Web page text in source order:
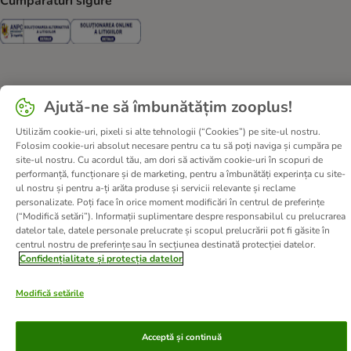
Security Security
Despre noi Cariere zooplus
Corporate Website
Informații legale
Deșeuri și protecția mediului
Contact
Taxa şi durata de livrare
Retrageți-vă din contract aici
Metode de plată
Program de afiliere
Declarație de accesibilitate
Confidenţialitate & protecția datelor
DSA
© zooplus SE2026
Ajută-ne să îmbunătățim zooplus!
Utilizăm cookie-uri, pixeli si alte tehnologii (“Cookies”) pe site-ul nostru.
Folosim cookie-uri absolut necesare pentru ca tu să poți naviga și cumpăra pe
site-ul nostru. Cu acordul tău, am dori să activăm cookie-uri în scopuri de
performanță, funcționare și de marketing, pentru a îmbunătăți experința cu site-
ul nostru și pentru a-ți arăta produse și servicii relevante și reclame
personalizate. Poți face în orice moment modificări în centrul de preferințe
(“Modifică setări”). Informații suplimentare despre responsabilul cu prelucrarea
datelor tale, datele personale prelucrate și scopul prelucrării pot fi găsite în
centrul nostru de preferințe sau în secțiunea destinată protecției datelor.
Confidențialitate și protecția datelor
Modifică setările
Acceptă și continuă